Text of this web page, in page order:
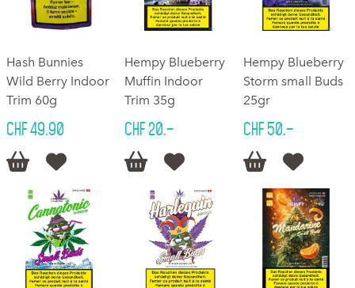
Hash Bunnies
Wild Berry Indoor
Trim 60g
CHF 49.90
 
Hempy Blueberry
Muffin Indoor
Trim 35g
CHF 20.–
 
Hempy Blueberry
Storm small Buds
25gr
CHF 50.–
 